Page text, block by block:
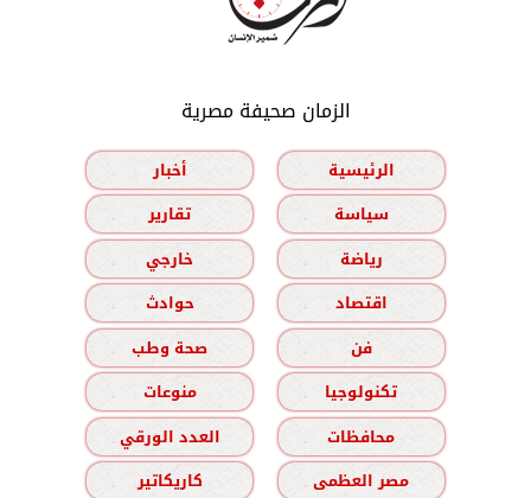
الزمان صحيفة مصرية
الرئيسية
أخبار
سياسة
تقارير
رياضة
خارجي
اقتصاد
حوادث
فن
صحة وطب
تكنولوجيا
منوعات
محافظات
العدد الورقي
مصر العظمى
كاريكاتير